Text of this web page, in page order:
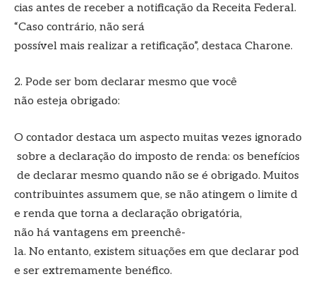
cias antes de receber a notificação da Receita Federal.
“Caso contrário, não será
possível mais realizar a retificação”, destaca Charone.
2. Pode ser bom declarar mesmo que você
não esteja obrigado:
O contador destaca um aspecto muitas vezes ignorado
sobre a declaração do imposto de renda: os benefícios
de declarar mesmo quando não se é obrigado. Muitos
contribuintes assumem que, se não atingem o limite d
e renda que torna a declaração obrigatória,
não há vantagens em preenchê-
la. No entanto, existem situações em que declarar pod
e ser extremamente benéfico.